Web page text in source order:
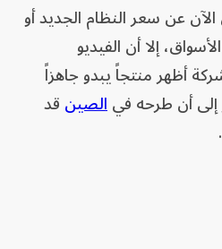
عن سعر النظام الجديد أو
إلا أن الفيديو
أظهر منتجاً يبدو جاهزاً
إلى أن طرحه فيالصينقد